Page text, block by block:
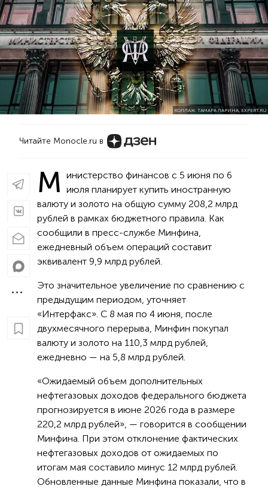
КОЛЛАЖ: ТАМАРА ЛАРИНА, EXPERT.RU
Читайте Monocle.ru в
М инистерство финансов с 5 июня по 6
июля планирует купить иностранную
валюту и золото на общую сумму 208,2 млрд
рублей в рамках бюджетного правила. Как
сообщили в пресс-службе Минфина,
ежедневный объем операций составит
эквивалент 9,9 млрд рублей.
Это значительное увеличение по сравнению с
предыдущим периодом, уточняет
«Интерфакс». С 8 мая по 4 июня, после
двухмесячного перерыва, Минфин покупал
валюту и золото на 110,3 млрд рублей,
ежедневно — на 5,8 млрд рублей.
«Ожидаемый объем дополнительных
нефтегазовых доходов федерального бюджета
прогнозируется в июне 2026 года в размере
220,2 млрд рублей», — говорится в сообщении
Минфина. При этом отклонение фактических
нефтегазовых доходов от ожидаемых по
итогам мая составило минус 12 млрд рублей.
Обновленные данные Минфина показали, что в